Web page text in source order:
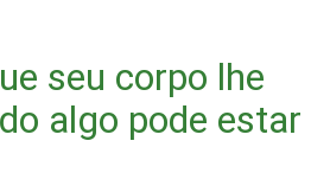
seu corpo lhe
algo pode estar